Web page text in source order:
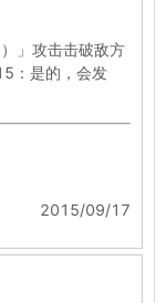
」攻击击破敌方
：是的，会发
2015/09/17